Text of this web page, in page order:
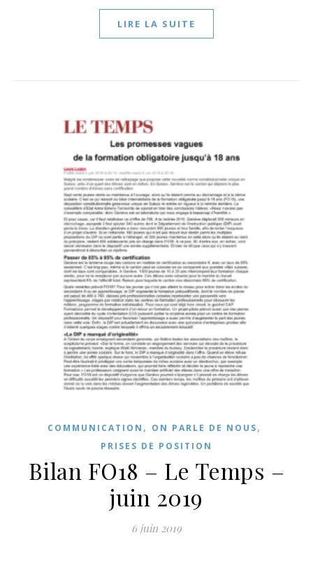
LIRE LA SUITE
COMMUNICATION , ON PARLE DE NOUS,
PRISES DE POSITION
Bilan FO18 – Le Temps –
juin 2019
6 juin 2019